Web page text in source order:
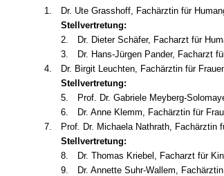
1.
Dr. Ute Grasshoff, Fachärztin für
Stellvertretung:
2.
Dr. Dieter Schäfer, Facharzt für
3.
Dr. Hans-Jürgen Pander, Facharzt
4.
Dr. Birgit Leuchten, Fachärztin für
Stellvertretung:
5.
Prof. Dr. Gabriele Meyberg-
6.
Dr. Anne Klemm, Fachärztin für
7.
Prof. Dr. Michaela Nathrath, Fachärztin
Stellvertretung:
8.
Dr. Thomas Kriebel, Facharzt für
9.
Dr. Annette Suhr-Wallem,